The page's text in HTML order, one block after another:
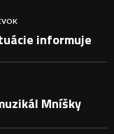
informuje
Mníšky